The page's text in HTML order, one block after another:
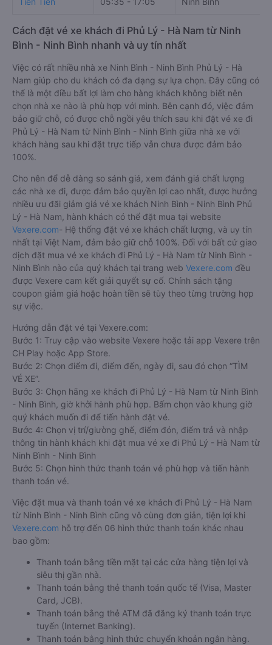
Cách đặt vé xe khách đi Phủ Lý - Hà Nam từ Ninh
Bình - Ninh Bình nhanh và uy tín nhất
Việc có rất nhiều nhà xe Ninh Bình - Ninh Bình Phủ Lý - Hà
Nam giúp cho du khách có đa dạng sự lựa chọn. Đây cũng có
thể là một điều bất lợi làm cho hàng khách không biết nên
chọn nhà xe nào là phù hợp với mình. Bên cạnh đó, việc đảm
bảo giữ chỗ, có được chỗ ngồi yêu thích sau khi đặt vé xe đi
Phủ Lý - Hà Nam từ Ninh Bình - Ninh Bình giữa nhà xe với
khách hàng sau khi đặt trực tiếp vẫn chưa được đảm bảo
100%.
Cho nên để dễ dàng so sánh giá, xem đánh giá chất lượng
các nhà xe đi, được đảm bảo quyền lợi cao nhất, được hưởng
nhiều ưu đãi giảm giá vé xe khách Ninh Bình - Ninh Bình Phủ
Lý - Hà Nam, hành khách có thể đặt mua tại website
Vexere.com- Hệ thống đặt vé xe khách chất lượng, và uy tín
nhất tại Việt Nam, đảm bảo giữ chỗ 100%. Đối với bất cứ giao
dịch đặt mua vé xe khách đi Phủ Lý - Hà Nam từ Ninh Bình -
Ninh Bình nào của quý khách tại trang web Vexere.com đều
được Vexere cam kết giải quyết sự cố. Chính sách tặng
coupon giảm giá hoặc hoàn tiền sẽ tùy theo từng trường hợp
sự việc.
Hướng dẫn đặt vé tại Vexere.com:
Bước 1: Truy cập vào website Vexere hoặc tải app Vexere trên
CH Play hoặc App Store.
Bước 2: Chọn điểm đi, điểm đến, ngày đi, sau đó chọn “TÌM
VÉ XE”.
Bước 3: Chọn hãng xe khách đi Phủ Lý - Hà Nam từ Ninh Bình
- Ninh Bình, giờ khởi hành phù hợp. Bấm chọn vào khung giờ
quý khách muốn đi để tiến hành đặt vé.
Bước 4: Chọn vị trí/giường ghế, điểm đón, điểm trả và nhập
thông tin hành khách khi đặt mua vé xe đi Phủ Lý - Hà Nam từ
Ninh Bình - Ninh Bình
Bước 5: Chọn hình thức thanh toán vé phù hợp và tiến hành
thanh toán vé.
Việc đặt mua và thanh toán vé xe khách đi Phủ Lý - Hà Nam
từ Ninh Bình - Ninh Bình cũng vô cùng đơn giản, tiện lợi khi
Vexere.com hỗ trợ đến 06 hình thức thanh toán khác nhau
bao gồm:
Thanh toán bằng tiền mặt tại các cửa hàng tiện lợi và
siêu thị gần nhà.
Thanh toán bằng thẻ thanh toán quốc tế (Visa, Master
Card, JCB).
Thanh toán bằng thẻ ATM đã đăng ký thanh toán trực
tuyến (Internet Banking).
Thanh toán bằng hình thức chuyển khoản ngân hàng.